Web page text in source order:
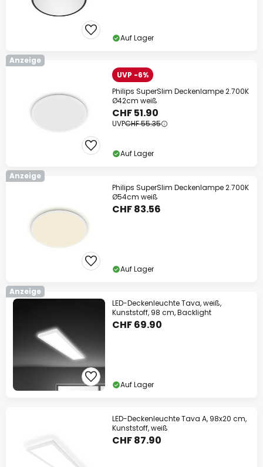
Auf Lager
Anzeige
UVP -6%
Philips SuperSlim Deckenlampe 2.700K
Ø42cm weiß
CHF 51.90
UVPCHF 55.35
Auf Lager
Anzeige
Philips SuperSlim Deckenlampe 2.700K
Ø54cm weiß
CHF 83.56
Auf Lager
Anzeige
LED-Deckenleuchte Tava, weiß,
Kunststoff, 98 cm, Backlight
CHF 69.90
Auf Lager
LED-Deckenleuchte Tava A, 98x20 cm,
Kunststoff, weiß
CHF 87.90